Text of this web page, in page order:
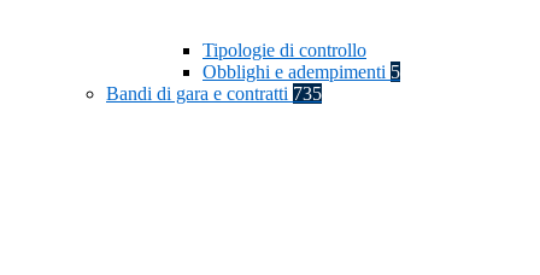
Tipologie di controllo
Obblighi e adempimenti 5
Bandi di gara e contratti 735